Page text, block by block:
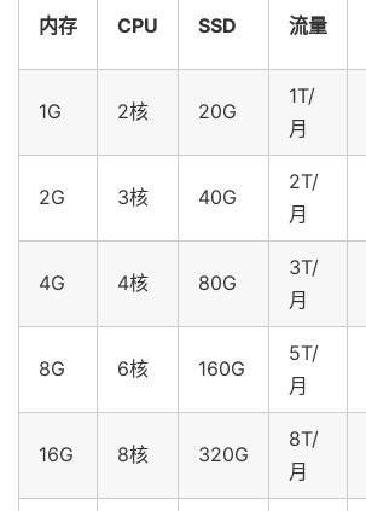
内存 CPU SSD 流量
1G 2核 20G
1T/
月
2G 3核 40G
2T/
月
4G 4核 80G
3T/
月
8G 6核 160G
5T/
月
16G 8核 320G
8T/
月